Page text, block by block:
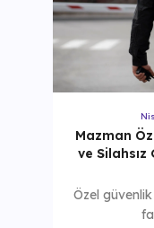
Mazman
ve
Özel